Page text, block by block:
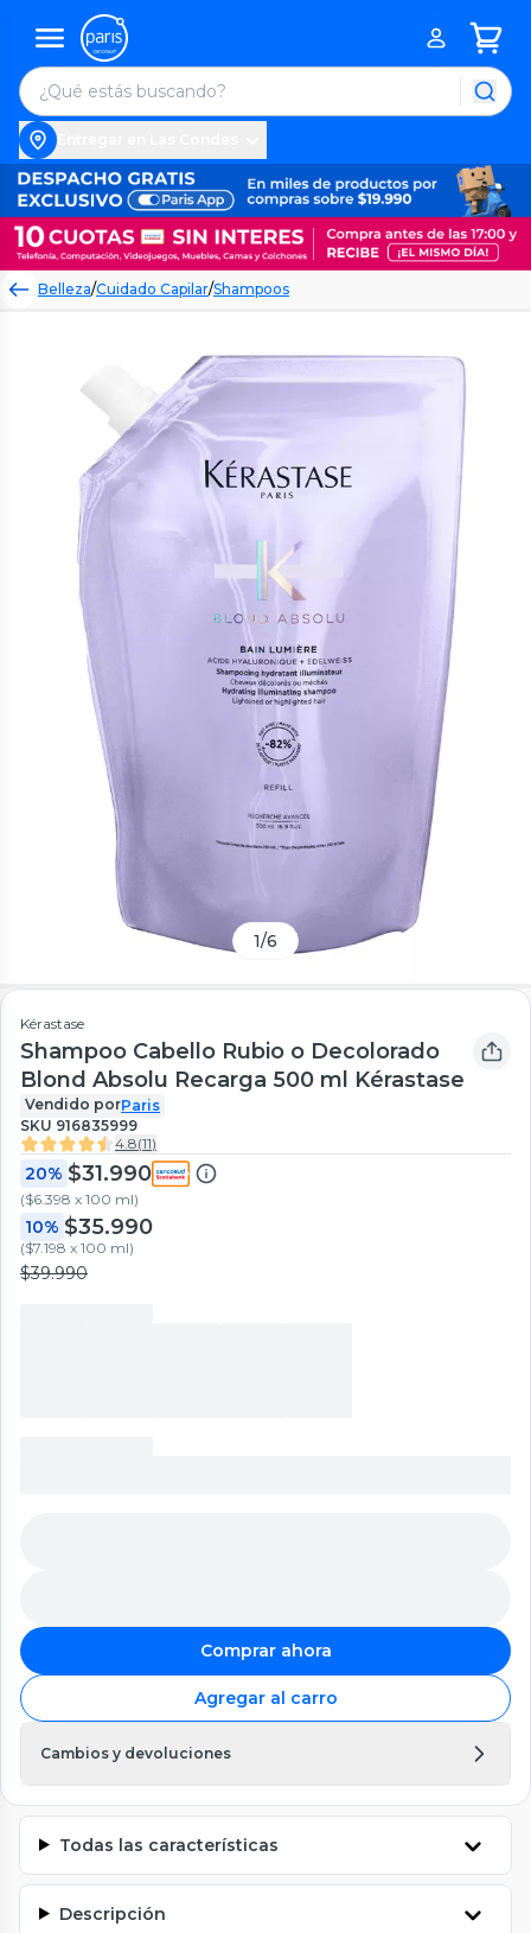
Belleza/Cuidado Capilar/Shampoos
1/6
Kérastase
Shampoo Cabello Rubio o Decolorado
Blond Absolu Recarga 500 ml Kérastase
Vendido porParis
SKU 916835999
4.8(11)
20% $31.990
($6.398 x 100 ml)
10% $35.990
($7.198 x 100 ml)
$39.990
Comprar ahora
Agregar al carro
Cambios y devoluciones
Todas las características
Descripción